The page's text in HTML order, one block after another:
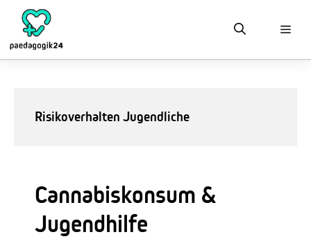
Inhalt
springen
Risikoverhalten Jugendliche
Cannabiskonsum &
Jugendhilfe